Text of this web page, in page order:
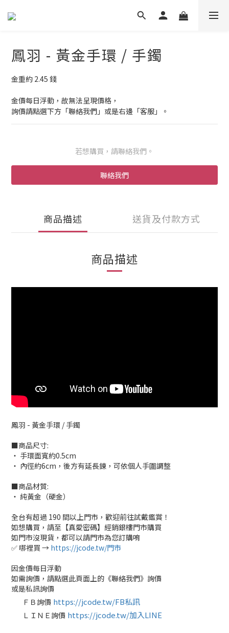
鳳羽 - 黃金手環 / 手鐲
金重約 2.45 錢
金價每日浮動，故無法呈現價格，
詢價請點選下方「聯絡我們」或是右邊「客服」。
若想購買，請聯絡我們。
聯絡我們
商品描述 送貨及付款方式
商品描述
鳳羽 - 黃金手環 / 手鐲
■商品尺寸:
‧ 手環面寬約0.5cm
‧ 內徑約6cm，後方有延長鍊，可依個人手圍調整
■商品材質:
‧ 純黃金（硬金）
全台有超過 190 間以上門市，歡迎前往試戴鑑賞！
如想購買，請至【真愛密碼】經銷銀樓門市購買
如門市沒現貨，都可以請門市為您訂購唷
✅ 哪裡買 → https://jcode.tw/門市
因金價每日浮動
如需詢價，請點選此頁面上的《聯絡我們》詢價
或是私訊詢價
ＦＢ詢價 https://jcode.tw/FB私訊
ＬＩＮＥ詢價 https://jcode.tw/加入LINE